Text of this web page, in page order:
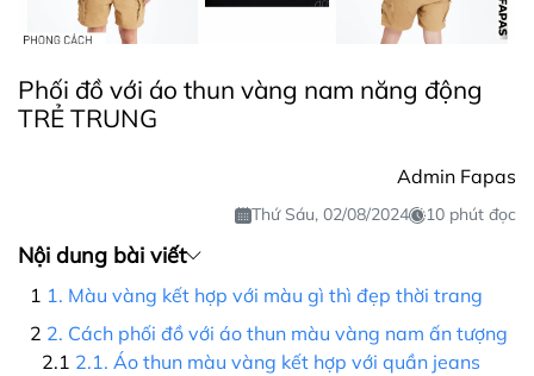
Phối đồ với áo thun vàng nam năng động
TRẺ TRUNG
Admin Fapas
Thứ Sáu, 02/08/2024 10 phút đọc
Nội dung bài viết
1. Màu vàng kết hợp với màu gì thì đẹp thời trang
2. Cách phối đồ với áo thun màu vàng nam ấn tượng
2.1. Áo thun màu vàng kết hợp với quần jeans